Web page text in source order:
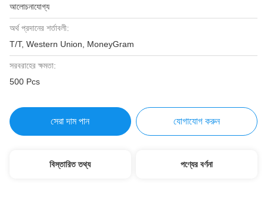
আলোচনাযোগ্য
অর্থ প্রদানের শর্তাবলী:
T/T, Western Union, MoneyGram
সরবরাহের ক্ষমতা:
500 Pcs
সেরা দাম পান যোগাযোগ করুন
বিস্তারিত তথ্য পণ্যের বর্ণনা